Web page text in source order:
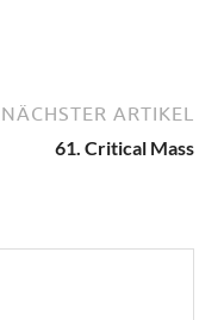
NÄCHSTER ARTIKEL
61. Critical Mass